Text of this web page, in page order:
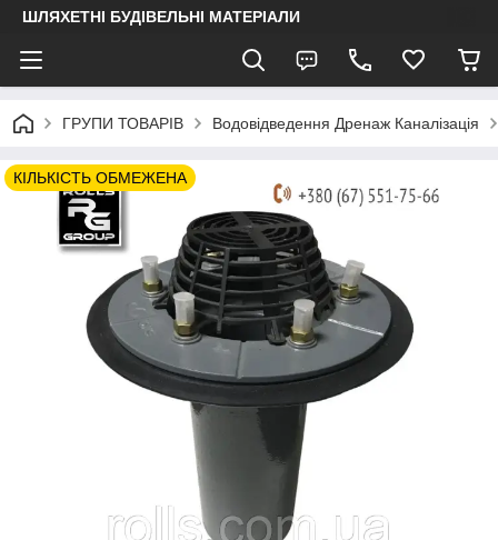
ШЛЯХЕТНІ БУДІВЕЛЬНІ МАТЕРІАЛИ
ГРУПИ ТОВАРІВ Водовідведення Дренаж Каналізація
КІЛЬКІСТЬ ОБМЕЖЕНА